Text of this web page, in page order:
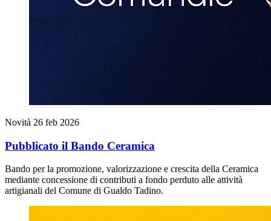
Novità 26 feb 2026
Pubblicato il Bando Ceramica
Bando per la promozione, valorizzazione e crescita della Ceramica
mediante concessione di contributi a fondo perduto alle attività
artigianali del Comune di Gualdo Tadino.